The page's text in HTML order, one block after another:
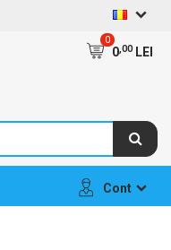
0
0,00LEI
Cont